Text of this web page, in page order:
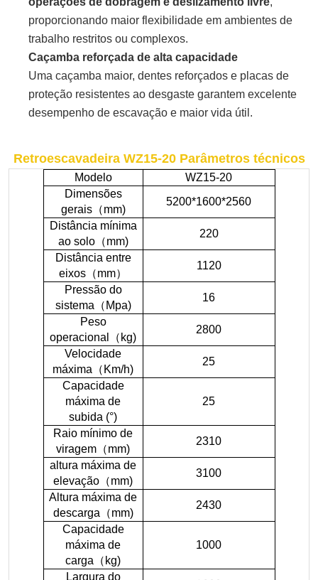
proporcionando maior flexibilidade em ambientes de
trabalho restritos ou complexos.
Caçamba reforçada de alta capacidade
Uma caçamba maior, dentes reforçados e placas de
proteção resistentes ao desgaste garantem excelente
desempenho de escavação e maior vida útil.
Retroescavadeira WZ15-20 Parâmetros técnicos
Modelo
WZ15-20
Dimensões
gerais（mm)
5200*1600*2560
Distância mínima
ao solo（mm)
220
Distância entre
eixos （mm）
1120
Pressão do
sistema （ Mpa)
16
Peso
operacional
（ kg)
2800
Velocidade
máxima （ Km/h)
25
Capacidade
máxima de
subida (°)
25
Raio mínimo de
viragem （mm)
2310
altura máxima de
elevação （mm)
3100
Altura máxima de
descarga （mm)
2430
Capacidade
máxima de
carga （ kg)
1000
Largura do